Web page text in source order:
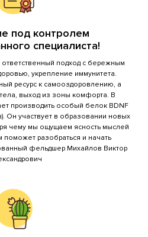
демисезонная,
до 15
камин на дровах)
под контролем
специалиста!
подход с бережным
укрепление иммунитета.
ресурс к самооздоровлению, а
выход из зоны комфорта. В
производить особый белок BDNF
Он участвует в образовании новых
чему мы ощущаем ясность мыслей
поможет разобраться и начать
фельдшер Михайлов Виктор